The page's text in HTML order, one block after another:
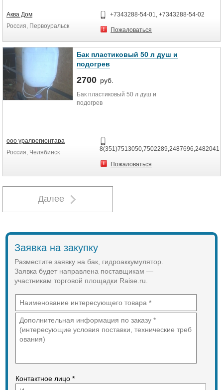
Аква Дом
Россия, Первоуральск
+7343288-54-01, +7343288-54-02
Пожаловаться
Бак пластиковый 50 л душ и
подогрев
2700 руб.
Бак пластиковый 50 л душ и
подогрев
ооо уралрегионтара
Россия, Челябинск
8(351)7513050,7502289,2487696,2482041
Пожаловаться
Далее
Заявка на закупку
Разместите заявку на бак, гидроаккумулятор.
Заявка будет направлена поставщикам —
участникам торговой площадки Raise.ru.
Контактное лицо *